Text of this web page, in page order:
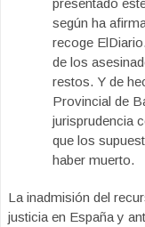
según ha
recoge
de los
restos. Y de
Provincial de
jurisprudencia
que los
haber muerto.
La inadmisión del
justicia en España y